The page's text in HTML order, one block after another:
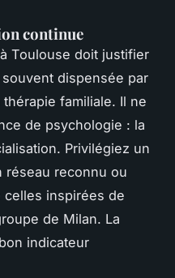
continue
Toulouse doit justifier
dispensée par
familiale. Il ne
de psychologie : la
Privilégiez un
réseau reconnu ou
inspirées de
de Milan. La
indicateur